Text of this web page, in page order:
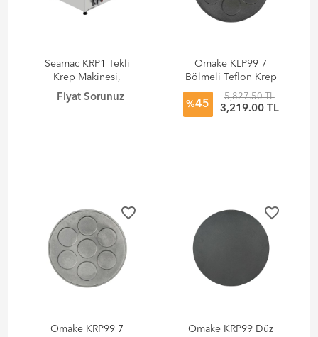
Seamac KRP1 Tekli
Krep Makinesi,
Elektrikli
Fiyat Sorunuz
Omake KLP99 7
Bölmeli Teflon Krep
Makinesi Kalıbı
%45
5,827.50 TL
3,219.00 TL
favorite_border
Omake KRP99 7
favorite_border
Omake KRP99 Düz